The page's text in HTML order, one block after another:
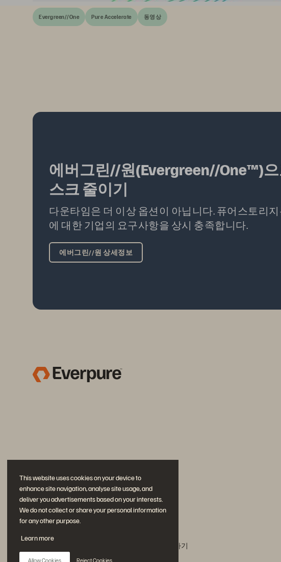
This website uses cookies on your device to
enhance site navigation, analyse site usage, and
deliver you advertisements based on your interests.
We do not collect or share your personal information
for any other purpose.
Learn more
Allow Cookies Reject Cookies
Evergreen//One Pure Accelerate 동영상
에버그린//원(Evergreen//One™)으
스크 줄이기
다운타임은 더 이상 옵션이 아닙니다. 퓨어스토리
에 대한 기업의 요구사항을 상시 충족합니다.
에버그린//원 상세정보
문의하기
에버퓨어(Everpure) 공식 소셜미디어 팔로우하기